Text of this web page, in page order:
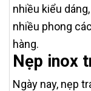
nhiều kiểu
nhiều phong
hàng.
Nẹp inox
Ngày nay, nẹp